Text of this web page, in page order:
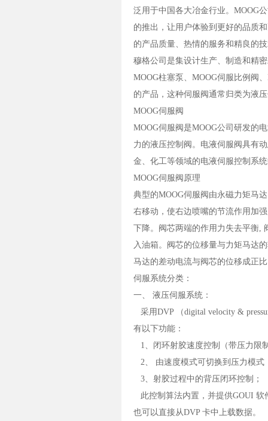
泛用于中国各大冶金行业。MOOG
的推出，让用户体验到更好的品质
的产品质量、热情的服务和精良的
穆格公司是集设计生产、制造和精
MOOG柱塞泵、MOOG伺服比例阀
的产品，这种伺服阀通常归类为液
MOOG伺服阀
MOOG伺服阀是MOOG公司研发的
力的液压控制阀。电液伺服阀具有
金、化工等领域的电液伺服控制系
MOOG伺服阀原理
典型的MOOG伺服阀由永磁力矩马
右移动，使右边喷嘴的节流作用加
下降。阀芯两端的作用力失去平衡,
入油箱。阀芯的位移量与力矩马达
马达的差动电流与阀芯的位移成正
伺服系统分类：
一、 液压伺服系统：
采用DVP （digital velocity &
有以下功能：
1、闭环射胶速度控制（带压力限
2、 由速度模式可切换到压力模式
3、射胶过程中的背压闭环控制；
此控制算法内置，并提供GOUI 软
也可以直接从DVP 卡中上载数据。